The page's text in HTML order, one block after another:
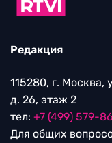
Редакция
115280, г. Москва,
д. 26, этаж 2
тел: +7 (499) 579-
Для общих